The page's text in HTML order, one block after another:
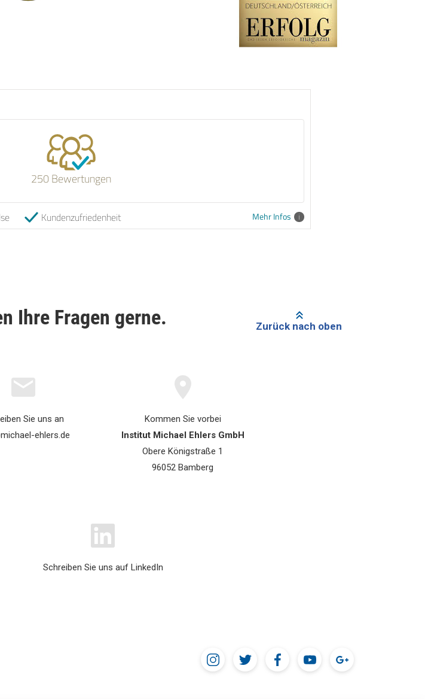
250 Bewertungen
Mehr Infos
Kundenzufriedenheit
Ihre Fragen gerne. Zurück nach oben
Sie uns an
ehlers.de
Kommen Sie vorbei
Institut Michael Ehlers GmbH
Obere Königstraße 1
96052 Bamberg
Schreiben Sie uns auf LinkedIn